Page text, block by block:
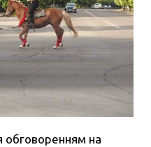
обговоренням на